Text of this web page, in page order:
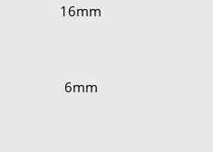
16mm
6mm